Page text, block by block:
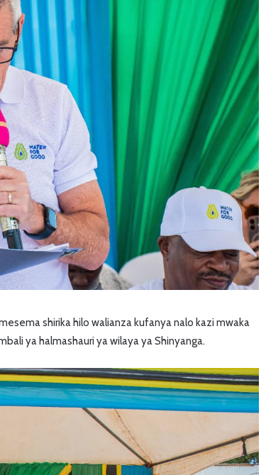
shirika hilo walianza kufanya nalo kazi mwaka
ya halmashauri ya wilaya ya Shinyanga.